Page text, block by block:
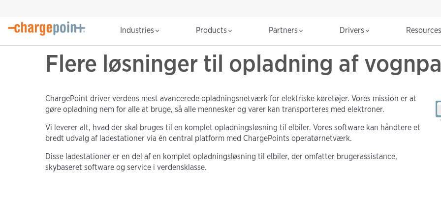
Industries Products Partners Drivers
Flere løsninger til opladning af
ChargePoint driver verdens mest avancerede opladningsnetværk for elektriske køretøjer. Vores mission er at
gøre opladning nem for alle at bruge, så alle mennesker og varer kan transporteres med elektroner.
Vi leverer alt, hvad der skal bruges til en komplet opladningsløsning til elbiler. Vores software kan håndtere et
bredt udvalg af ladestationer via én central platform med ChargePoints operatørnetværk.
Disse ladestationer er en del af en komplet opladningsløsning til elbiler, der omfatter brugerassistance,
skybaseret software og service i verdensklasse.